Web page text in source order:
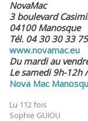
NovaMac
3 boulevard
04100 Manosque
Tél. 04 30 30 33
www.novamac.eu
Du mardi au
Le samedi 9h-12h
Nova Mac
Lu 112 fois
Sophie GUIOU